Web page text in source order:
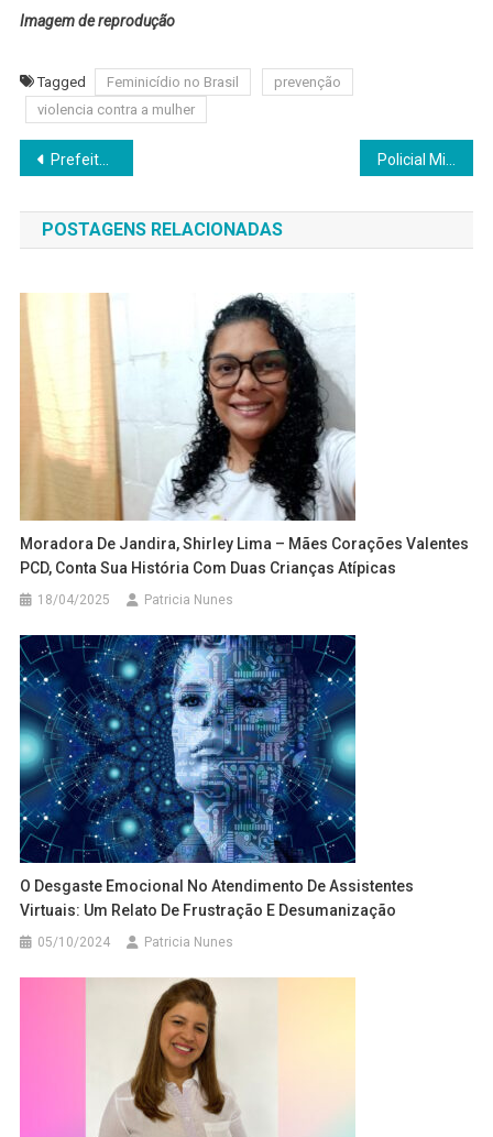
Imagem de reprodução
Tagged Feminicídio no Brasil
prevenção
violencia contra a mulher
Navegação
de
Post
Prefeitura de Santana de Parnaíba realiza audiência pública do Plano Municipal de Educação Policial Militar é Preso Após Matar Suspeito Durante Furto em São Paulo
POSTAGENS RELACIONADAS
Moradora De Jandira, Shirley Lima – Mães Corações Valentes
PCD, Conta Sua História Com Duas Crianças Atípicas
18/04/2025 Patricia Nunes
O Desgaste Emocional No Atendimento De Assistentes
Virtuais: Um Relato De Frustração E Desumanização
05/10/2024 Patricia Nunes